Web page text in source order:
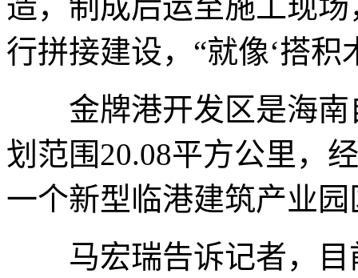
造，制成后运至施工现
行拼接建设，“就像‘搭积
金牌港开发区是海南
划范围20.08平方公里，
一个新型临港建筑产业园
马宏瑞告诉记者，目